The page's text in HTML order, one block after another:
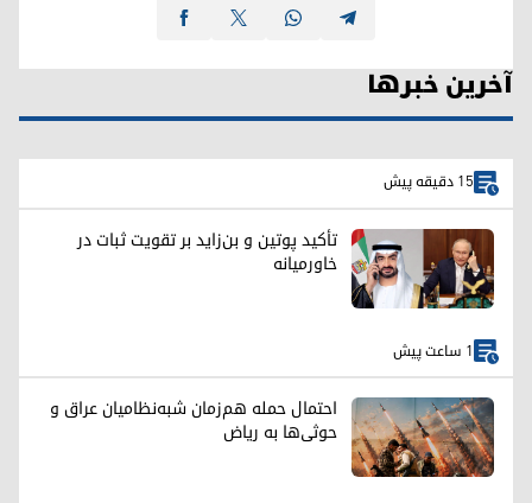
آخرین خبرها
15 دقیقه پیش
تأکید پوتین و بن‌زاید بر تقویت ثبات در
خاورمیانه
1 ساعت پیش
احتمال حمله هم‌زمان شبه‌نظامیان عراق و
حوثی‌ها به ریاض